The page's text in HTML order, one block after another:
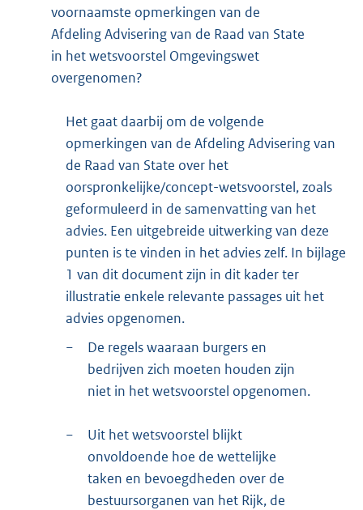
voornaamste opmerkingen van de
Afdeling Advisering van de Raad van State
in het wetsvoorstel Omgevingswet
overgenomen?
Het gaat daarbij om de volgende
opmerkingen van de Afdeling Advisering van
de Raad van State over het
oorspronkelijke/concept-wetsvoorstel, zoals
geformuleerd in de samenvatting van het
advies. Een uitgebreide uitwerking van deze
punten is te vinden in het advies zelf. In bijlage
1 van dit document zijn in dit kader ter
illustratie enkele relevante passages uit het
advies opgenomen.
−
De regels waaraan burgers en
bedrijven zich moeten houden zijn
niet in het wetsvoorstel opgenomen.
−
Uit het wetsvoorstel blijkt
onvoldoende hoe de wettelijke
taken en bevoegdheden over de
bestuursorganen van het Rijk, de